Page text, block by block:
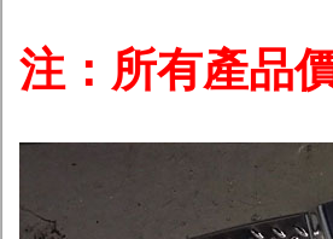
注：所有產品